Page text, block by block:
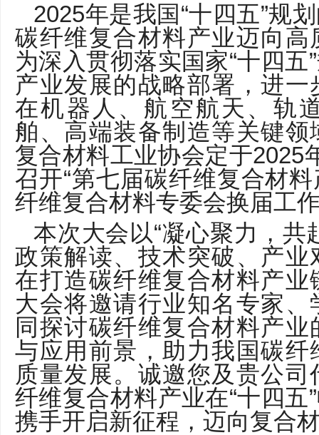
2025年是我国“十四五”规
碳纤维复合材料产业迈向
为深入贯彻落实国家“十四
产业发展的战略部署，进
在机器人、航空航天、轨
舶、高端装备制造等关键
复合材料工业协会定于2025
召开“第七届碳纤维复合材
纤维复合材料专委会换届工
本次大会以“凝心聚力，共
政策解读、技术突破、产
在打造碳纤维复合材料产
大会将邀请行业知名专家
同探讨碳纤维复合材料产
与应用前景，助力我国碳
质量发展。诚邀您及贵公
纤维复合材料产业在“十四五
携手开启新征程，迈向复合